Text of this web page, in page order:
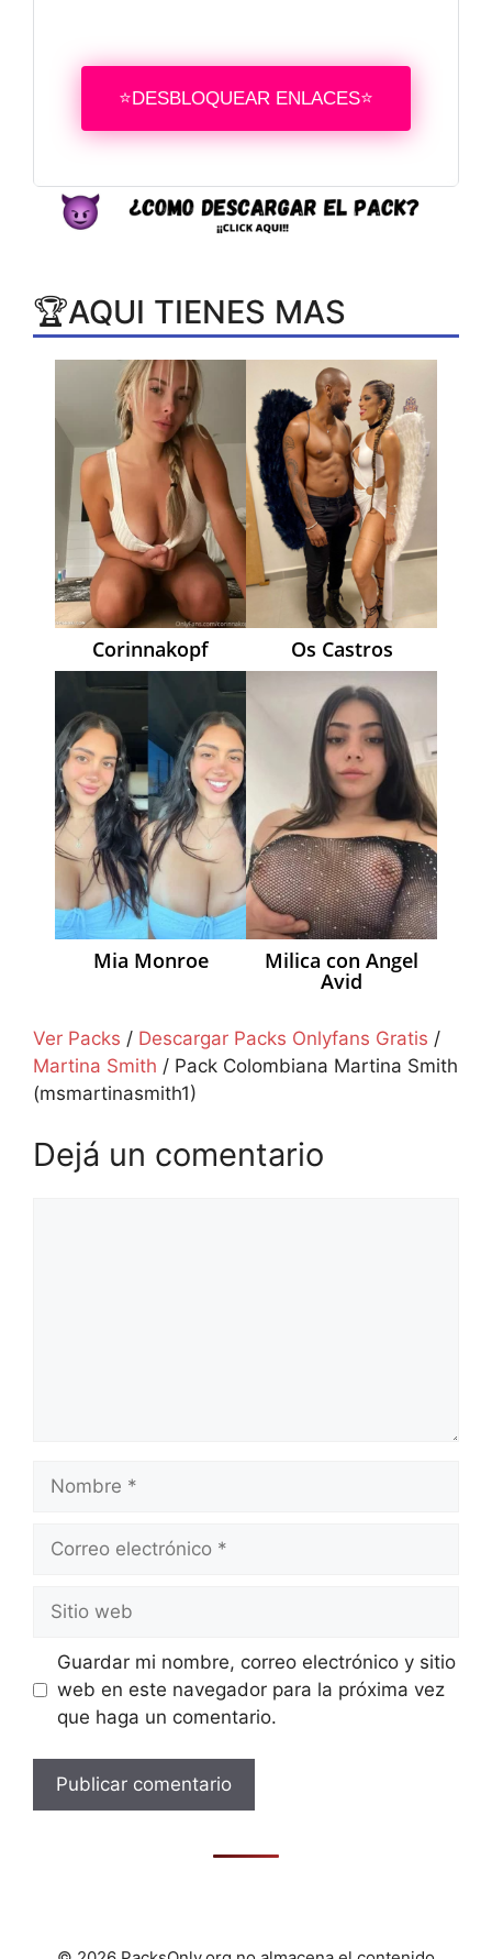
⭐DESBLOQUEAR ENLACES⭐
🏆AQUI TIENES MAS
Corinnakopf Os Castros
Mia Monroe Milica con Angel
Avid
Ver Packs / Descargar Packs Onlyfans Gratis /
Martina Smith / Pack Colombiana Martina Smith
(msmartinasmith1)
Dejá un comentario
electrónico
web
Guardar mi nombre, correo electrónico y sitio
web en este navegador para la próxima vez
que haga un comentario.